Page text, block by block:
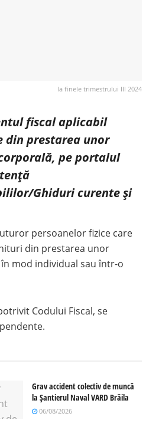
la finele trimestrului III 2024
fiscal aplicabil
din prestarea unor
pe portalul
Ghiduri curente și
persoanelor fizice care
din prestarea unor
mod individual sau într-o
Codului Fiscal, se
Grav accident colectiv de muncă
la Șantierul Naval VARD Brăila
06/08/2026